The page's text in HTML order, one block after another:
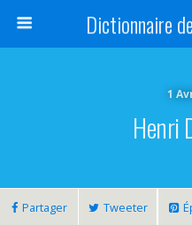
Dictionnaire
1
Henri
Partager Tweeter